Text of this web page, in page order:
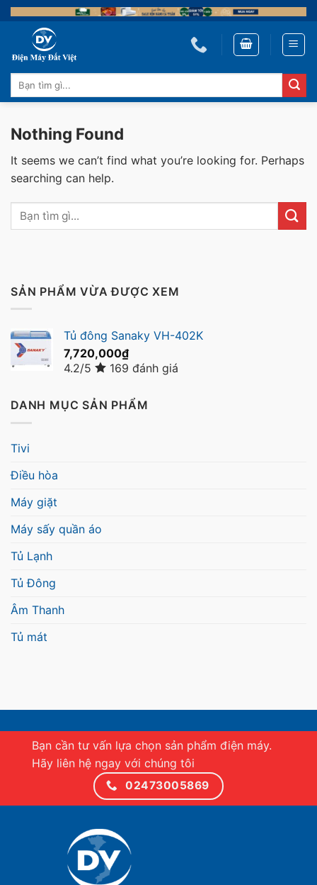
Skip
to
content
Tìm
kiếm:
Nothing Found
It seems we can’t find what you’re looking for. Perhaps
searching can help.
SẢN PHẨM VỪA ĐƯỢC XEM
Tủ đông Sanaky VH-402K
7,720,000₫
4.2/5
169 đánh giá
DANH MỤC SẢN PHẨM
Tivi
Điều hòa
Máy giặt
Máy sấy quần áo
Tủ Lạnh
Tủ Đông
Âm Thanh
Tủ mát
Bạn cần tư vấn lựa chọn sản phẩm điện máy.
Hãy liên hệ ngay với chúng tôi
02473005869